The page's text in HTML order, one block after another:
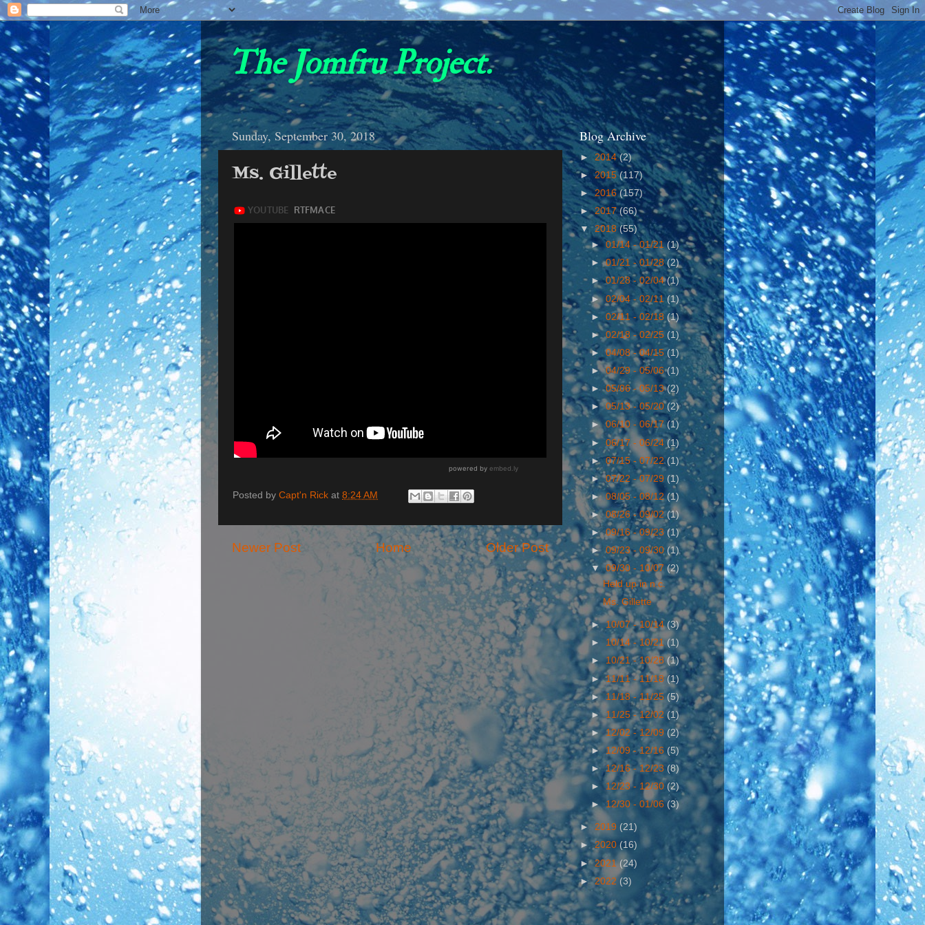
The Jomfru Project.
Sunday, September 30, 2018
Ms. Gillette
Posted by Capt'n Rick at 8:24 AM
Newer Post Older Post
Home
Blog Archive
► 2014(2)
►2015(117)
►2016(157)
►2017(66)
▼2018(55)
►01/14 - 01/21(1)
►01/21 - 01/28(2)
►01/28 - 02/04(1)
►02/04 - 02/11(1)
►02/11 - 02/18(1)
►02/18 - 02/25 (1)
►04/08 - 04/15 (1)
►04/29 - 05/06(1)
►05/06 - 05/13(2)
►05/13 - 05/20(2)
►06/10 - 06/17(1)
►06/17 - 06/24(1)
►07/15 - 07/22 (1)
►07/22 - 07/29 (1)
►08/05 - 08/12(1)
►08/26 - 09/02(1)
►09/16 - 09/23(1)
►09/23 - 09/30 (1)
▼09/30 - 10/07(2)
Held up in n.c.
Ms. Gillette
►10/07 - 10/14(3)
► 10/14 - 10/21(1)
►10/21 - 10/28(1)
►11/11 - 11/18(1)
► 11/18 - 11/25(5)
►11/25 - 12/02 (1)
►12/02 - 12/09 (2)
►12/09 - 12/16(5)
►12/16 - 12/23 (8)
►12/23 - 12/30 (2)
► 12/30 - 01/06 (3)
► 2019 (21)
►2020 (16)
►2021(24)
►2022 (3)